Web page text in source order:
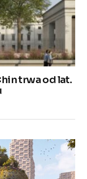
trwa od lat.